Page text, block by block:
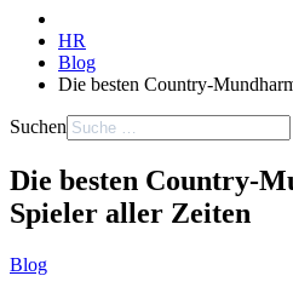
HR
Blog
Die besten Country-
Suchen
Die besten Country-
Spieler aller Zeiten
Blog